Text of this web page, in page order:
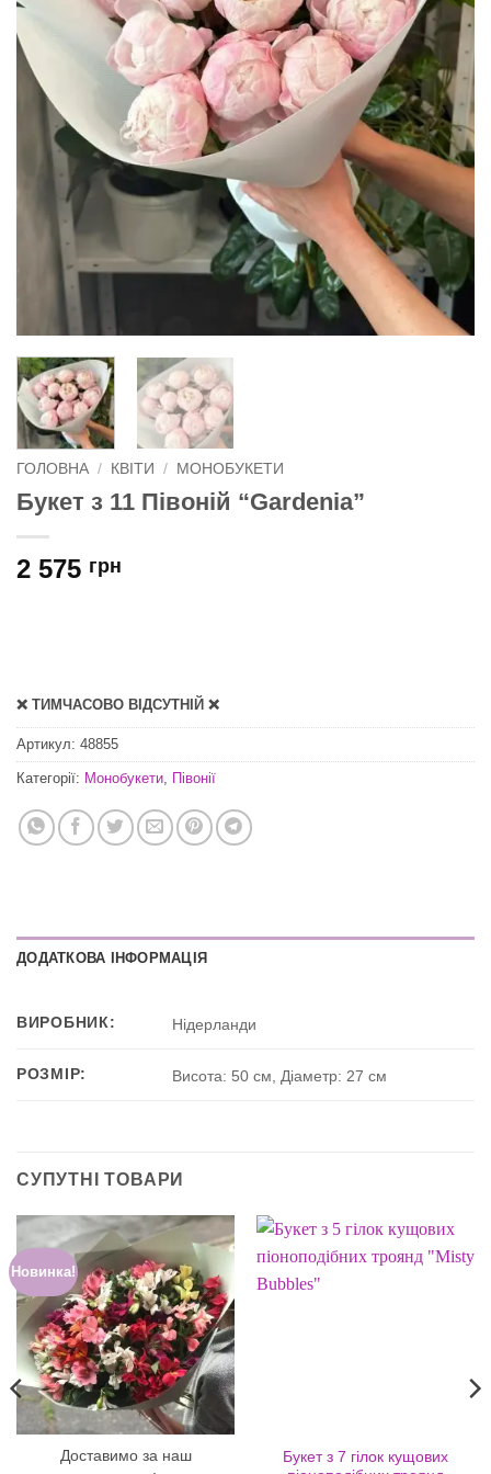
ГОЛОВНА / КВІТИ / МОНОБУКЕТИ
Букет з 11 Півоній “Gardenia”
2 575 грн
❌ ТИМЧАСОВО ВІДСУТНІЙ ❌
Артикул: 48855
Категорії: Монобукети, Півонії
ДОДАТКОВА ІНФОРМАЦІЯ
ВИРОБНИК: Нідерланди
РОЗМІР: Висота: 50 см, Діаметр: 27 см
СУПУТНІ ТОВАРИ
Новинка!
Доставимо за наш
Букет з 7 гілок кущових